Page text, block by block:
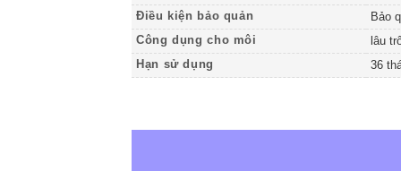
Điều kiện bảo quản
Bảo
Công dụng cho môi
lâu
Hạn sử dụng
36